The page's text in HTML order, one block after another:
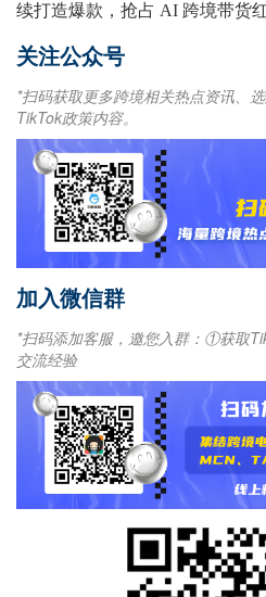
续打造爆款，抢占 AI 跨境带货红
关注公众号
*扫码获取更多跨境相关热点资讯、
TikTok政策内容。
加入微信群
*扫码添加客服，邀您入群：①获取
交流经验